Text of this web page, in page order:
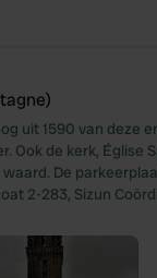
uit 1590 van deze
Ook de kerk, Église
De
2-283, Sizun